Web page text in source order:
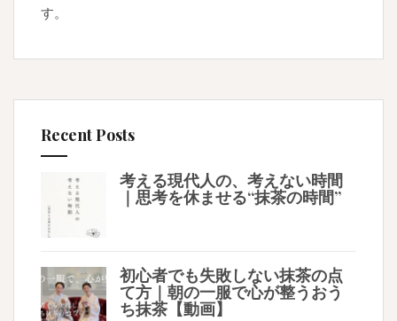
す。
Recent Posts
考える現代人の、考えない時間
｜思考を休ませる“抹茶の時間”
初心者でも失敗しない抹茶の点
て方｜朝の一服で心が整うおう
ち抹茶【動画】